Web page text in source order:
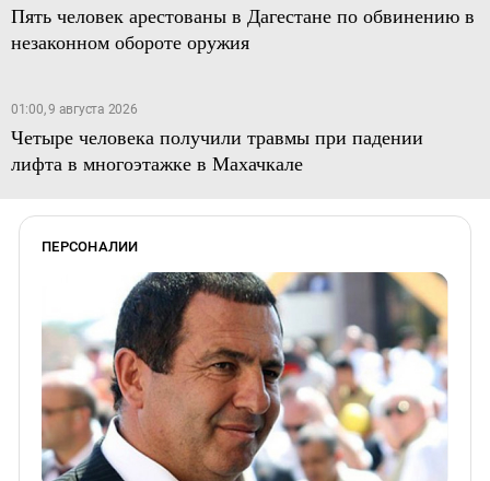
Пять человек арестованы в Дагестане по обвинению в
незаконном обороте оружия
01:00, 9 августа 2026
Четыре человека получили травмы при падении
лифта в многоэтажке в Махачкале
ПЕРСОНАЛИИ